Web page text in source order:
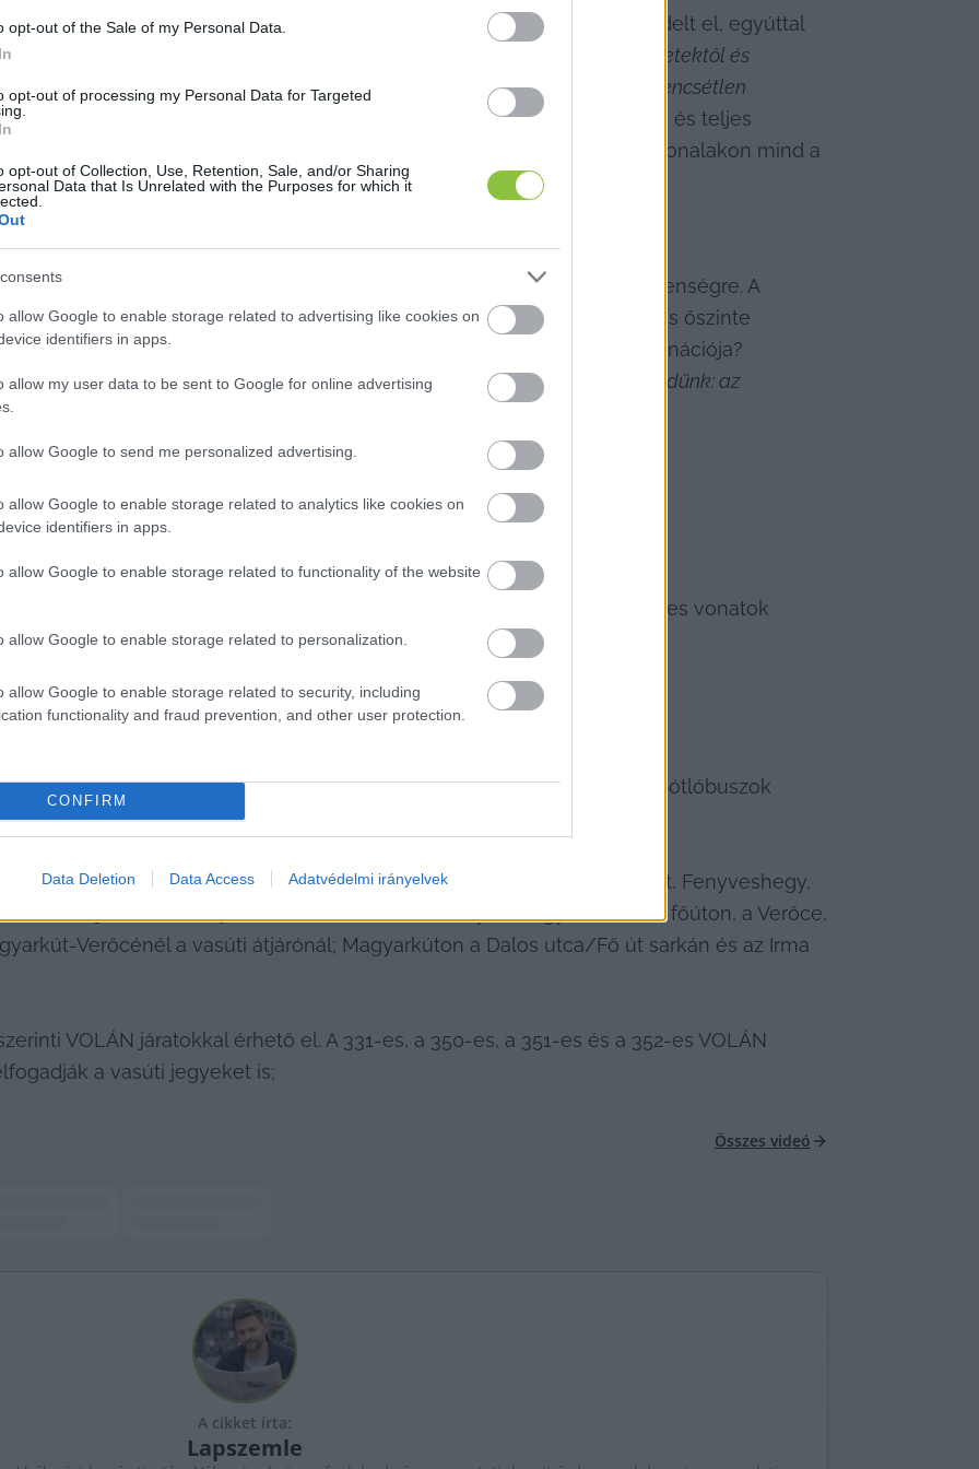
opt-out of the Sale of my Personal Data.
opt-out of processing my Personal Data for Targeted
opt-out of Collection, Use, Retention, Sale, and/or Sharing
Data that Is Unrelated with the Purposes for which it
allow Google to enable storage related to advertising like cookies on
identifiers in apps.
allow my user data to be sent to Google for online advertising
allow Google to send me personalized advertising.
allow Google to enable storage related to analytics like cookies on
identifiers in apps.
allow Google to enable storage related to functionality of the website
allow Google to enable storage related to personalization.
allow Google to enable storage related to security, including
functionality and fraud prevention, and other user protection.
CONFIRM
Data Deletion Data Access Adatvédelmi irányelvek
közösségi médiafelületén jelezte, hogy azonnali vizsgálatot rendelt el, egyúttal
előzetes következtetésektől: „
Mindenkit óvnék az elhamarkodott ítéletektől és
esetek túlnyomó részében általában nem egyetlen ok, hanem több szerencsétlen
, amelyben sérült kollégáinak gyors és teljes
pedig bocsánatot kért. Emellett kihangsúlyozta, hogy a vasúti mellékvonalakon mind a
sürgős fejlesztésre, cserére szorul.
Minisztérium vezetője is facebook-oldalán reagált a vonatszerencsétlenségre. A
feladatnak, és kérte a MÁV vezetését, hogy alapos, szigorú és őszinte
pályahiba, járműhiba, emberi mulasztás vagy esetleg ezek kombinációja?
a szállítási módból engedünk, ha kell, csak egy dologból nem engedünk: az
miatt pénteken – és várhatóan szombaton is – módosul az S750-es vonatok
vonalon utazók hosszabb eljutási idővel kell számoljanak.
és Diósjenő, valamint Balassagyarmat között járnak;
állomás és Berkenye vasútállomás között, Kisvác érintésével pótlóbuszok
Magyarkút-Verőcét, Magyarkutat és Szokolyát;
állomáspótló mikrobuszok is közlekednek Vác és Magyarkút között, Fenyveshegy,
14:38-kor induló járattól). A mikrobuszok Fenyveshegynél a 12-es főúton, a Verőce,
Verőcénél a vasúti átjárónál; Magyarkúton a Dalos utca/Fő út sarkán és az Irma
VOLÁN járatokkal érhető el. A 331-es, a 350-es, a 351-es és a 352-es VOLÁN
a vasúti jegyeket is;
Összes videó
A cikket írta:
Lapszemle